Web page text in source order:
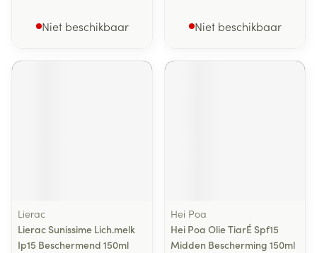
Niet beschikbaar Niet beschikbaar
Lierac
Lierac Sunissime Lich.melk
Ip15 Beschermend 150ml
Hei Poa
Hei Poa Olie TiarÉ Spf15
Midden Bescherming 150ml